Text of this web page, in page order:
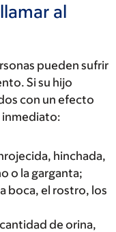
al
pueden sufrir
Si su hijo
con un efecto
inmediato:
hinchada,
o la garganta;
boca, el rostro, los
de orina,